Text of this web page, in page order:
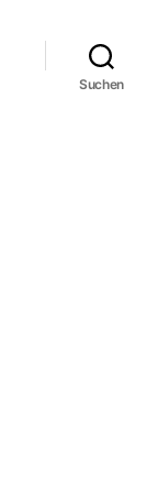
Suchen